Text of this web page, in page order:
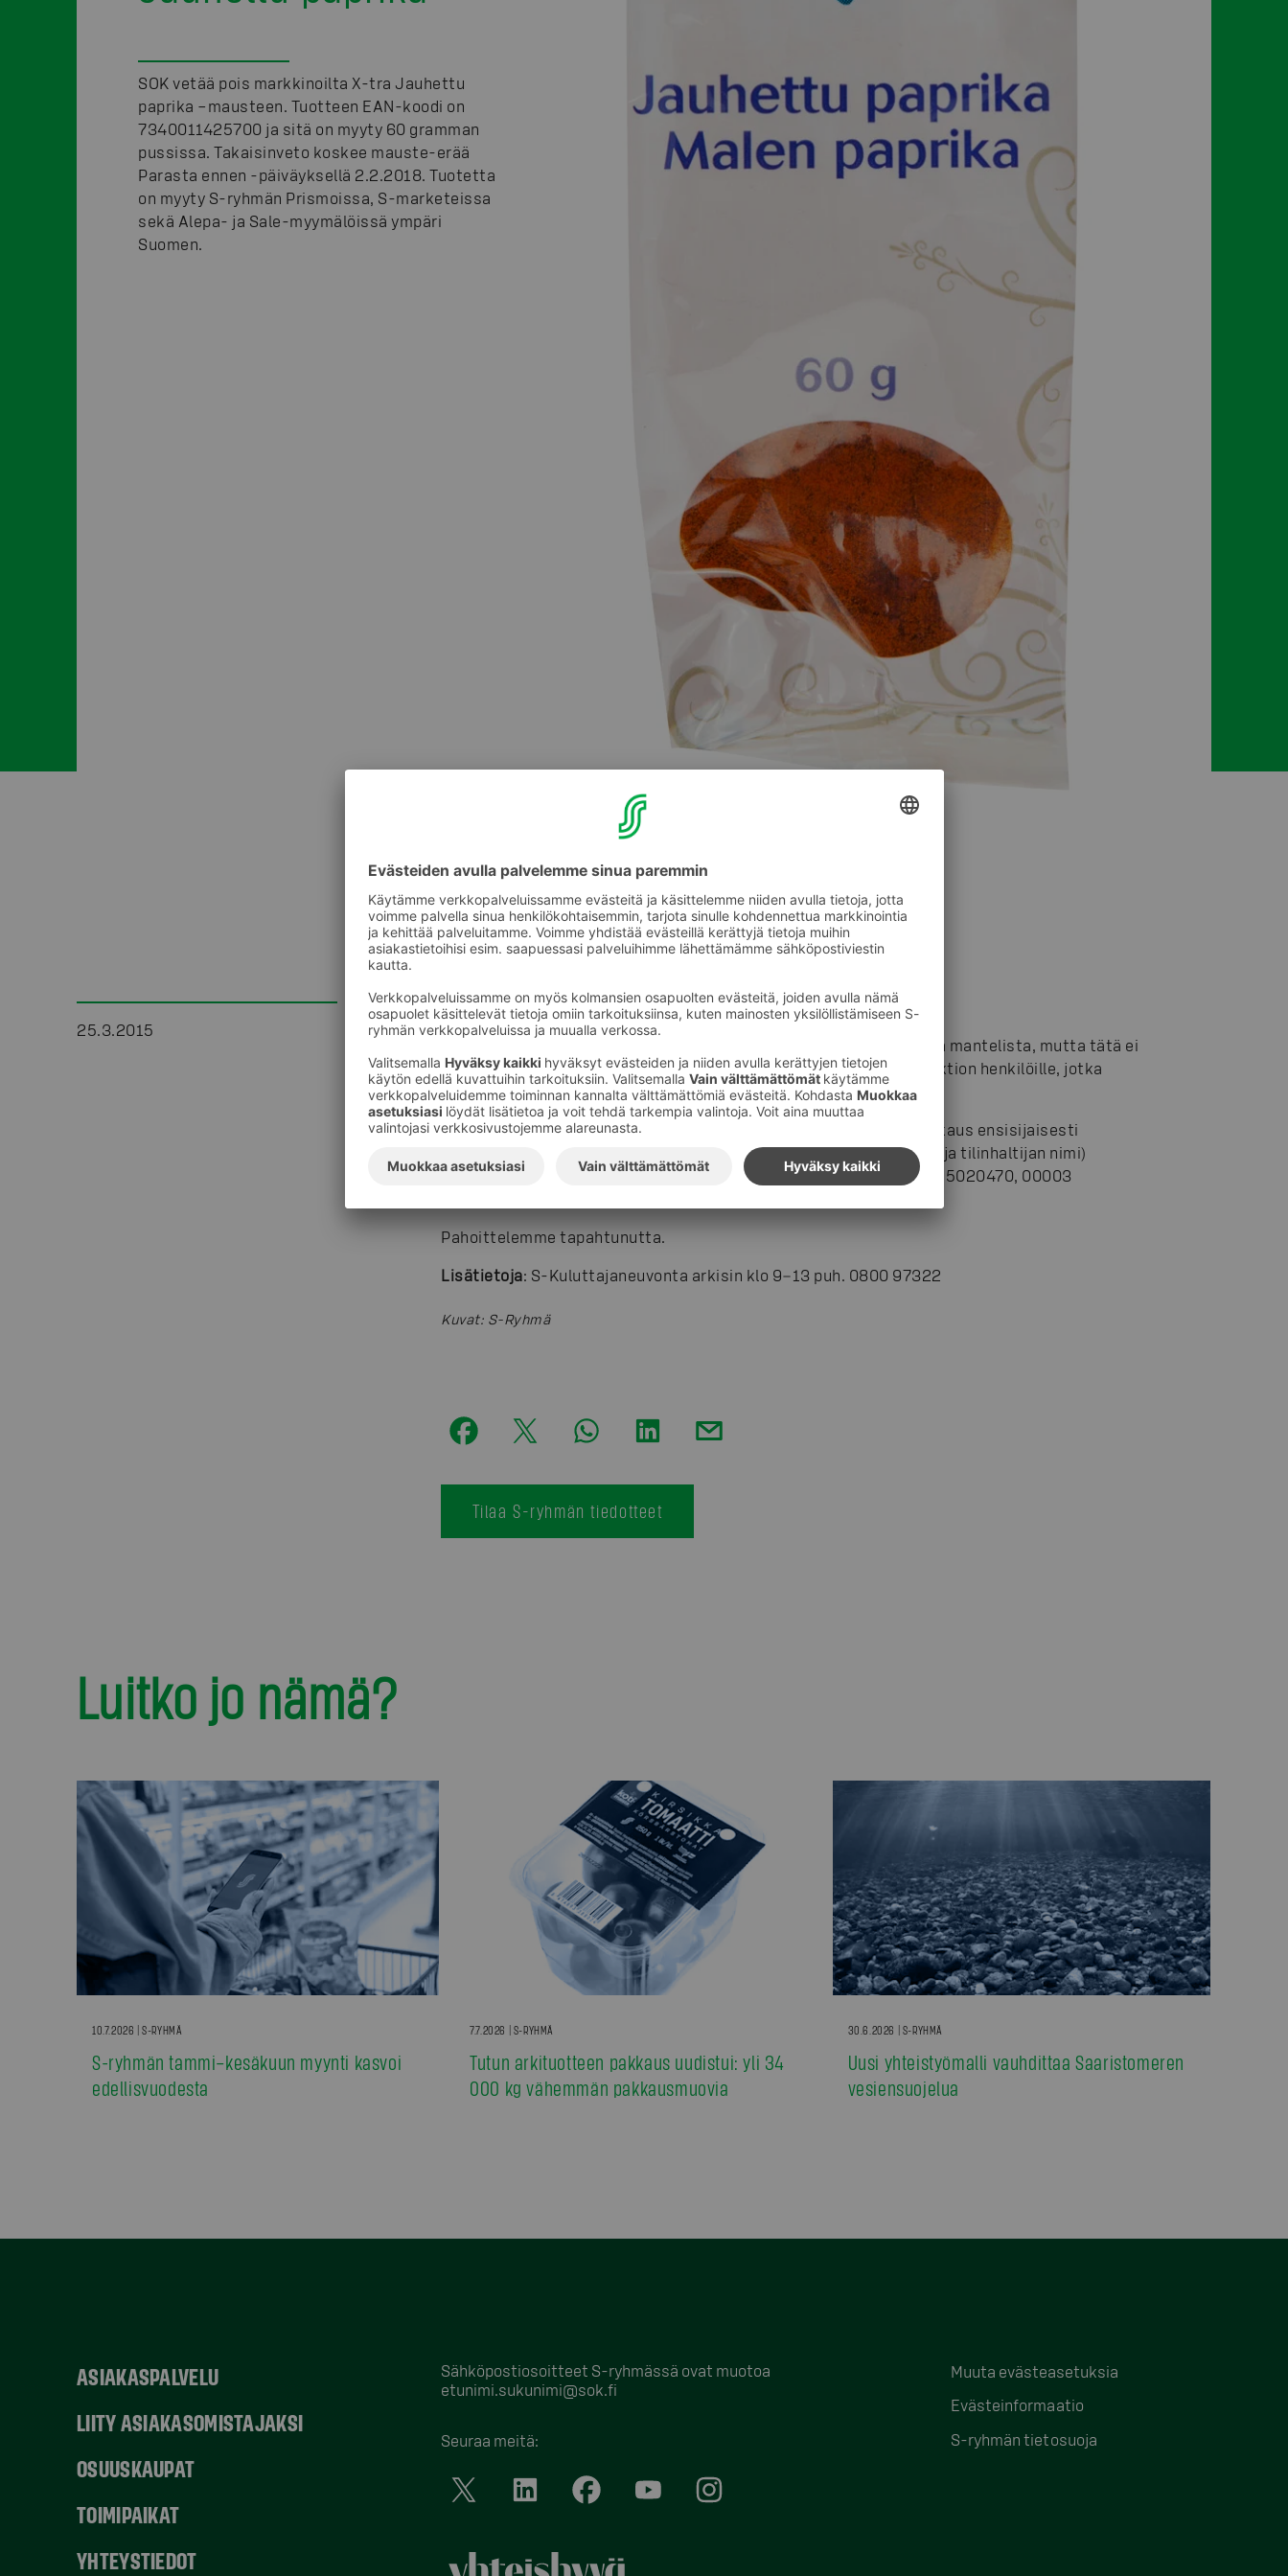
SOK vetää pois markkinoilta X-tra Jauhettu
paprika –mausteen. Tuotteen EAN-koodi on
7340011425700 ja sitä on myyty 60 gramman
pussissa. Takaisinveto koskee mauste-erää
Parasta ennen -päiväyksellä 2.2.2018. Tuotetta
on myyty S-ryhmän Prismoissa, S-marketeissa
sekä Alepa- ja Sale-myymälöissä ympäri
Suomen.
25.3.2015
Tuotteen on valmistanut Merschbrock-Wiese Gewürz GmbH.
Tuote vedetään pois markkinoilta, koska se saattaa sisältää jäämiä mantelista, mutta tätä ei
ole merkitty ainesosaluetteloon. Tuote voi aiheuttaa allergisen reaktion henkilöille, jotka
ovat mantelille allergisia. Muille tuote on turvallinen.
Kuluttajia pyydetään hävittämään tuote ja palauttamaan tyhjä pakkaus ensisijaisesti
ostopaikkaan tai omien yhteystietojen ja tilitietojen (IBAN-numero ja tilinhaltijan nimi)
kanssa postimaksutta osoitteeseen: S-Kuluttajaneuvonta, Tunnus 5020470, 00003
Pahoittelemme tapahtunutta.
Lisätietoja: S-Kuluttajaneuvonta arkisin klo 9−13 puh. 0800 97322
Kuvat: S-Ryhmä
Tilaa S-ryhmän tiedotteet
Luitko jo nämä?
10.7.2026 | S-RYHMÄ
S-ryhmän tammi–kesäkuun myynti kasvoi
edellisvuodesta
7.7.2026 | S-RYHMÄ
Tutun arkituotteen pakkaus uudistui: yli 34
000 kg vähemmän pakkausmuovia
30.6.2026 | S-RYHMÄ
Uusi yhteistyömalli vauhdittaa Saaristomeren
vesiensuojelua
ASIAKASPALVELU
LIITY ASIAKASOMISTAJAKSI
OSUUSKAUPAT
TOIMIPAIKAT
YHTEYSTIEDOT
Sähköpostiosoitteet S-ryhmässä ovat muotoa
etunimi.sukunimi@sok.fi
Seuraa meitä:
Muuta evästeasetuksia
Evästeinformaatio
S-ryhmän tietosuoja